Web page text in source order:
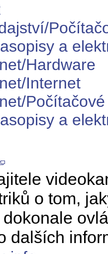
a
Hardware
Internet
a
o tom,
dalších